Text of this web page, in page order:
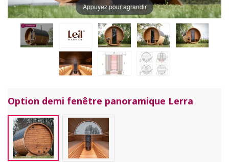
Appuyez pour agrandir
Option demi fenêtre panoramique Lerra